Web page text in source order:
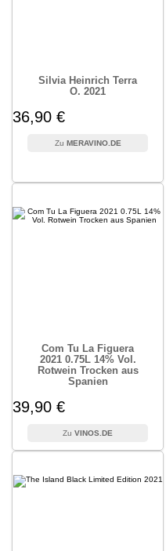
Silvia Heinrich Terra
O. 2021
36,90 €
MERAVINO.DE
Com Tu La Figuera
2021 0.75L 14% Vol.
Rotwein Trocken aus
Spanien
39,90 €
VINOS.DE